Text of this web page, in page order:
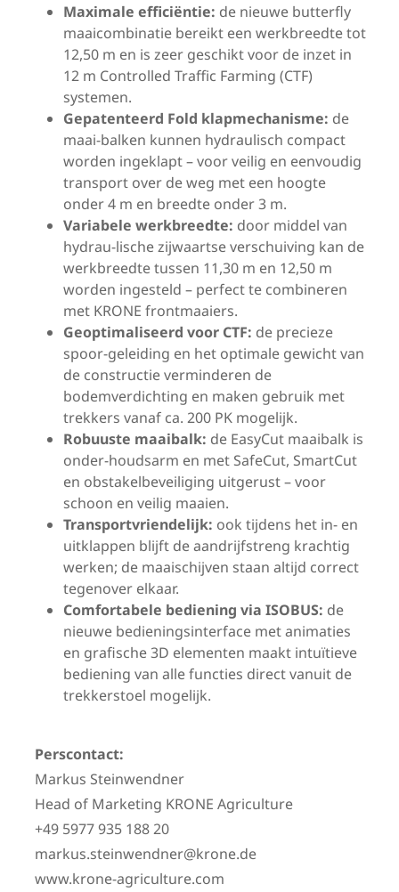
Maximale efficiëntie: de nieuwe butterfly
maaicombinatie bereikt een werkbreedte tot
12,50 m en is zeer geschikt voor de inzet in
12 m Controlled Traffic Farming (CTF)
systemen.
Gepatenteerd Fold klapmechanisme: de
maai-balken kunnen hydraulisch compact
worden ingeklapt – voor veilig en eenvoudig
transport over de weg met een hoogte
onder 4 m en breedte onder 3 m.
Variabele werkbreedte: door middel van
hydrau-lische zijwaartse verschuiving kan de
werkbreedte tussen 11,30 m en 12,50 m
worden ingesteld – perfect te combineren
met KRONE frontmaaiers.
Geoptimaliseerd voor CTF: de precieze
spoor-geleiding en het optimale gewicht van
de constructie verminderen de
bodemverdichting en maken gebruik met
trekkers vanaf ca. 200 PK mogelijk.
Robuuste maaibalk: de EasyCut maaibalk is
onder-houdsarm en met SafeCut, SmartCut
en obstakelbeveiliging uitgerust – voor
schoon en veilig maaien.
Transportvriendelijk: ook tijdens het in- en
uitklappen blijft de aandrijfstreng krachtig
werken; de maaischijven staan altijd correct
tegenover elkaar.
Comfortabele bediening via ISOBUS: de
nieuwe bedieningsinterface met animaties
en grafische 3D elementen maakt intuïtieve
bediening van alle functies direct vanuit de
trekkerstoel mogelijk.
Perscontact:
Markus Steinwendner
Head of Marketing KRONE Agriculture
+49 5977 935 188 20
markus.steinwendner@krone.de
www.krone-agriculture.com